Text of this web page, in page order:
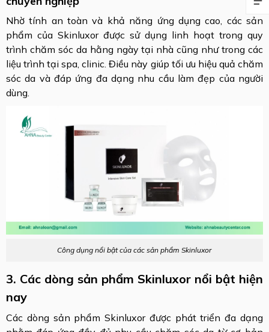
Nhờ tính an toàn và khả năng ứng dụng cao, các sản
phẩm của Skinluxor được sử dụng linh hoạt trong quy
trình chăm sóc da hằng ngày tại nhà cũng như trong các
liệu trình tại spa, clinic. Điều này giúp tối ưu hiệu quả chăm
sóc da và đáp ứng đa dạng nhu cầu làm đẹp của người
dùng.
Công dụng nổi bật của các sản phẩm Skinluxor
3. Các dòng sản phẩm Skinluxor nổi bật hiện
nay
Các dòng sản phẩm Skinluxor được phát triển đa dạng